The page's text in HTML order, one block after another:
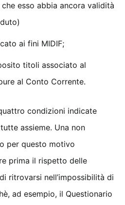
che esso abbia ancora validità
ai fini MIDIF;
titoli associato al
al Conto Corrente.
condizioni indicate
assieme. Una non
per questo motivo
prima il rispetto delle
ritrovarsi nell’impossibilità di
ad esempio, il Questionario